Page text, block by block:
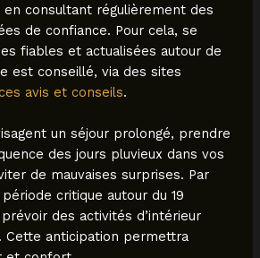
consultant régulièrement des
de confiance. Pour cela, se
fiables et actualisées autour de
est conseillé, via des sites
avis et conseils.
un séjour prolongé, prendre
des jours pluvieux dans vos
de mauvaises surprises. Par
critique autour du 19
des activités d’intérieur
Cette anticipation permettra